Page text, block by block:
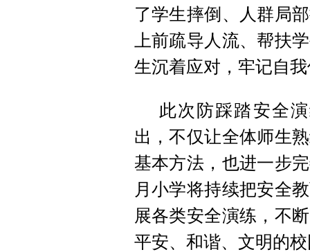
了学生摔倒、人群局
上前疏导人流、帮扶
生沉着应对，牢记自
此次防踩踏安全
出，不仅让全体师生
基本方法，也进一步
月小学将持续把安全
展各类安全演练，不
平安、和谐、文明的